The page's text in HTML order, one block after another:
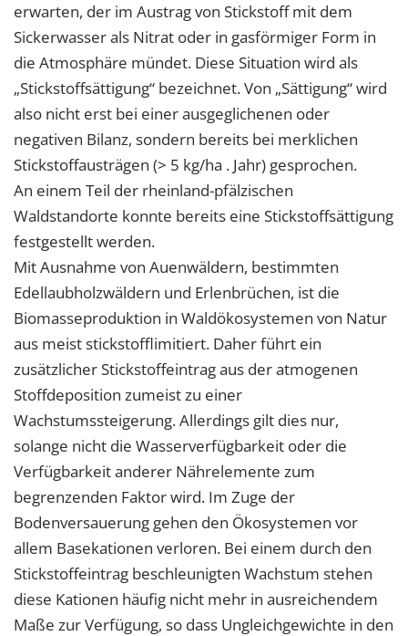
erwarten, der im Austrag von Stickstoff mit dem
Sickerwasser als Nitrat oder in gasförmiger Form in
die Atmosphäre mündet. Diese Situation wird als
„Stickstoffsättigung“ bezeichnet. Von „Sättigung“ wird
also nicht erst bei einer ausgeglichenen oder
negativen Bilanz, sondern bereits bei merklichen
Stickstoffausträgen (> 5 kg/ha . Jahr) gesprochen.
An einem Teil der rheinland-pfälzischen
Waldstandorte konnte bereits eine Stickstoffsättigung
festgestellt werden.
Mit Ausnahme von Auenwäldern, bestimmten
Edellaubholzwäldern und Erlenbrüchen, ist die
Biomasseproduktion in Waldökosystemen von Natur
aus meist stickstofflimitiert. Daher führt ein
zusätzlicher Stickstoffeintrag aus der atmogenen
Stoffdeposition zumeist zu einer
Wachstumssteigerung. Allerdings gilt dies nur,
solange nicht die Wasserverfügbarkeit oder die
Verfügbarkeit anderer Nährelemente zum
begrenzenden Faktor wird. Im Zuge der
Bodenversauerung gehen den Ökosystemen vor
allem Basekationen verloren. Bei einem durch den
Stickstoffeintrag beschleunigten Wachstum stehen
diese Kationen häufig nicht mehr in ausreichendem
Maße zur Verfügung, so dass Ungleichgewichte in den
Name:
cookie_consent
Zweck:
Dieser Cookie speichert die ausgewählten
Einverständnis-Optionen des Benutzers
Cookie Laufzeit:
1 Jahr
EXTERNE MEDIEN
Um Inhalte von Videoplattformen und Social Media
diesen externen Medien Cookies gesetzt.
YouTube
Vimeo